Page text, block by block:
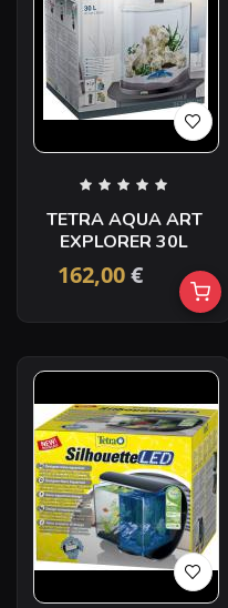
TETRA AQUA ART
EXPLORER 30L
162,00€